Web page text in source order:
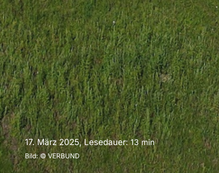
17. März 2025, Lesedauer:13 min
Bild: © VERBUND